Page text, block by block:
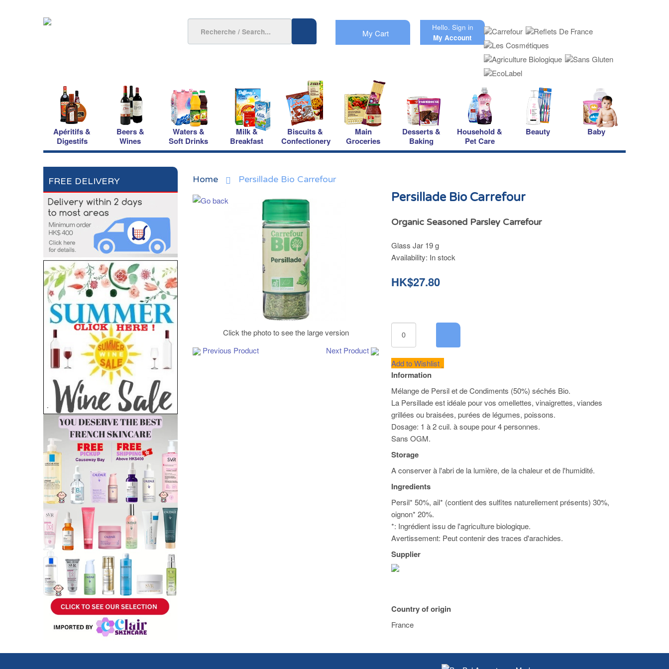
My Cart
Hello. Sign in
My Account
Apéritifs &
Digestifs
Beers &
Wines
Waters &
Soft Drinks
Milk &
Breakfast
Biscuits &
Confectionery
Main
Groceries
Desserts &
Baking
Household &
Pet Care
Beauty Baby
FREE DELIVERY Home Persillade Bio Carrefour
Click the photo to see the large version
Previous Product
Next Product
Persillade Bio Carrefour
Organic Seasoned Parsley Carrefour
Glass Jar 19 g
Availability: In stock
HK$27.80
Add to Wishlist
Information
Mélange de Persil et de Condiments (50%) séchés Bio.
La Persillade est idéale pour vos omellettes, vinaigrettes, viandes
grillées ou braisées, purées de légumes, poissons.
Dosage: 1 à 2 cuil. à soupe pour 4 personnes.
Sans OGM.
Storage
A conserver à l'abri de la lumière, de la chaleur et de l'humidité.
Ingredients
Persil* 50%, ail* (contient des sulfites naturellement présents) 30%,
oignon* 20%.
*: Ingrédient issu de l'agriculture biologique.
Avertissement: Peut contenir des traces d'arachides.
Supplier
Country of origin
France